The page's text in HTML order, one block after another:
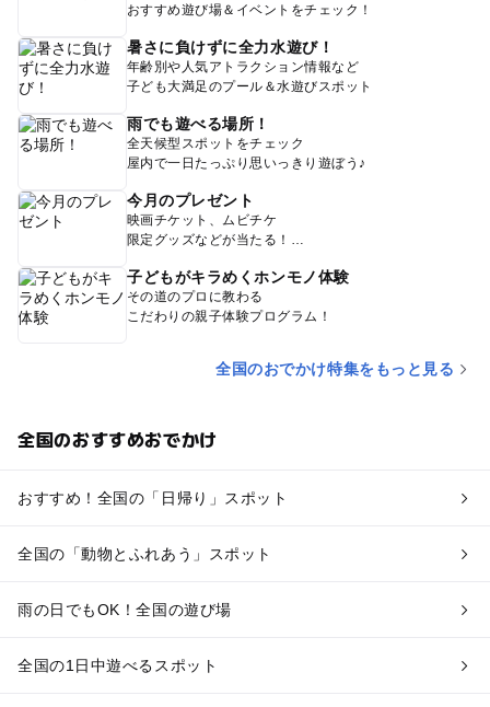
おすすめ遊び場＆イベントをチェック！
暑さに負けずに全力水遊び！
年齢別や人気アトラクション情報など
子ども大満足のプール＆水遊びスポット
雨でも遊べる場所！
全天候型スポットをチェック
屋内で一日たっぷり思いっきり遊ぼう♪
今月のプレゼント
映画チケット、ムビチケ
限定グッズなどが当たる！
子どもがキラめくホンモノ体験
その道のプロに教わる
こだわりの親子体験プログラム！
全国のおでかけ特集をもっと見る
全国のおすすめおでかけ
おすすめ！全国の「日帰り」スポット
全国の「動物とふれあう」スポット
雨の日でもOK！全国の遊び場
全国の1日中遊べるスポット